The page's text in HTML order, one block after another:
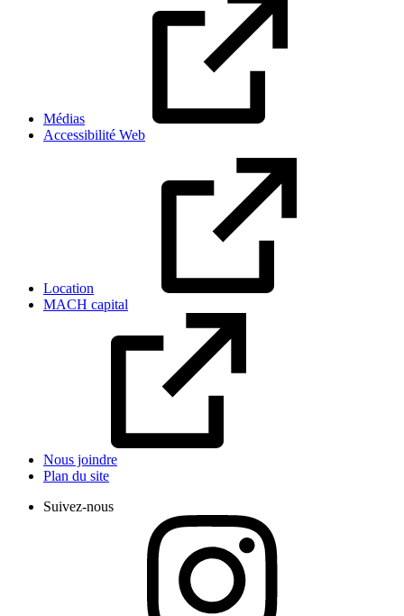
Médias
Accessibilité Web
Location
MACH capital
Nous joindre
Plan du site
Suivez-nous